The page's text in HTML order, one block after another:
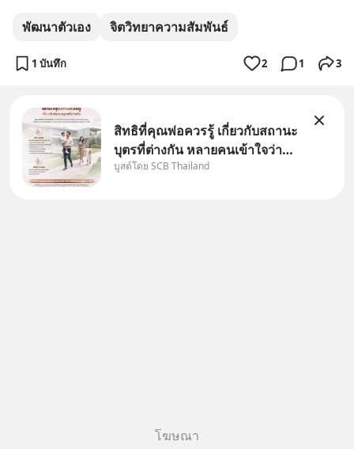
พัฒนาตัวเอง จิตวิทยาความสัมพันธ์
1 บันทึก 2 1 3
สิทธิที่คุณพ่อควรรู้ เกี่ยวกับสถานะ
บุตรที่ต่างกัน หลายคนเข้าใจว่า
"เมื่อเป็นลูกของพ่อและแม่ ก็ย่อม
บูสต์โดย SCB Thailand
โฆษณา